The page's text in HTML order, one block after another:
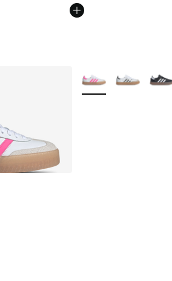
Meer kleuren